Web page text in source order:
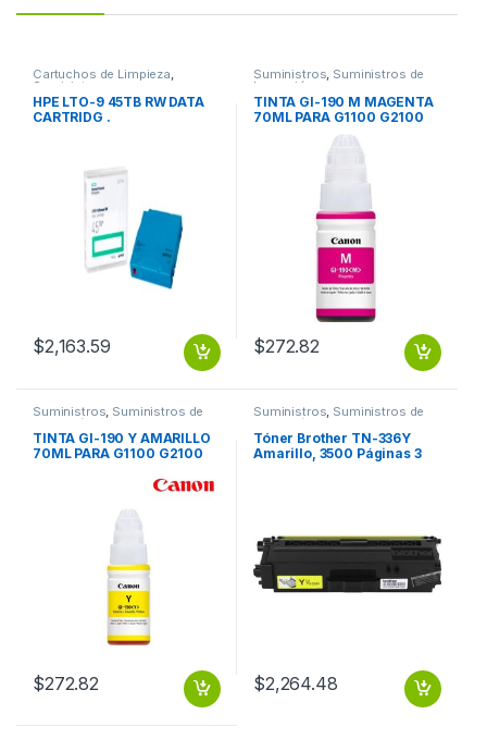
Cartuchos de Limpieza,
Suministros
HPE LTO-9 45TB RW DATA
CARTRIDG .
$2,163.59
Suministros, Suministros de
Impresión
TINTA GI-190 M MAGENTA
70ML PARA G1100 G2100
G3100 G4100
$272.82
Suministros, Suministros de
Impresión
TINTA GI-190 Y AMARILLO
70ML PARA G1100 G2100
$272.82
Suministros, Suministros de
Impresión
Tóner Brother TN-336Y
Amarillo, 3500 Páginas 3
$2,264.48